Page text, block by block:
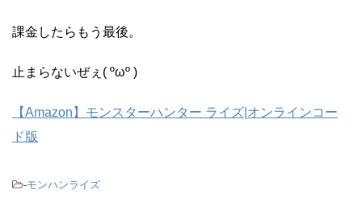
課金したらもう最後。
止まらないぜぇ( ºωº )
【Amazon】モンスターハンター ライズ|オンラインコー
ド版
-モンハンライズ